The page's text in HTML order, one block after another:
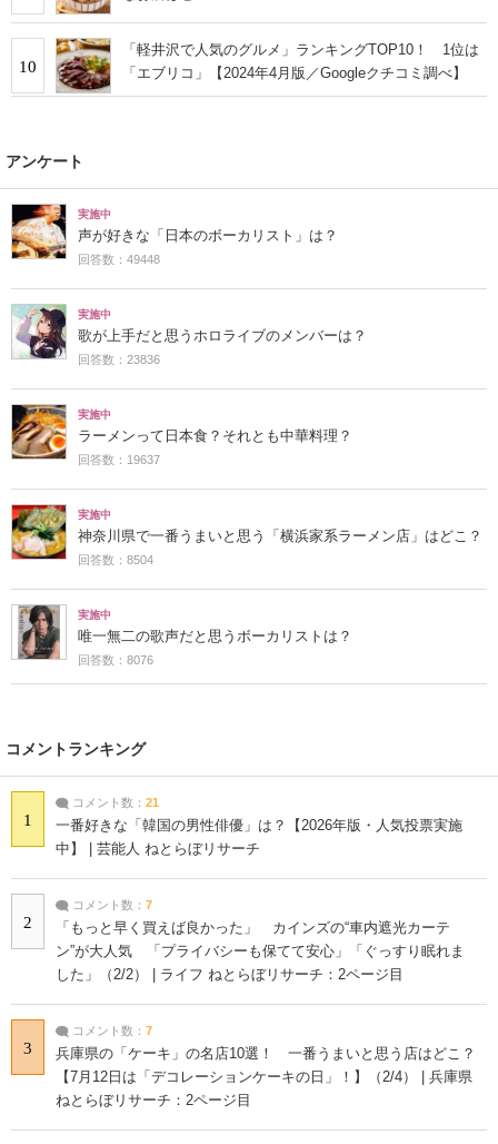
10
「軽井沢で人気のグルメ」ランキングTOP10！ 1位は
「エブリコ」【2024年4月版／Googleクチコミ調べ】
アンケート
実施中
声が好きな「日本のボーカリスト」は？
回答数：49448
実施中
歌が上手だと思うホロライブのメンバーは？
回答数：23836
実施中
ラーメンって日本食？それとも中華料理？
回答数：19637
実施中
神奈川県で一番うまいと思う「横浜家系ラーメン店」はどこ？
回答数：8504
実施中
唯一無二の歌声だと思うボーカリストは？
回答数：8076
コメントランキング
1
コメント数： 21
一番好きな「韓国の男性俳優」は？【2026年版・人気投票実施
中】 | 芸能人 ねとらぼリサーチ
2
コメント数： 7
「もっと早く買えば良かった」 カインズの“車内遮光カーテ
ン”が大人気 「プライバシーも保てて安心」「ぐっすり眠れま
した」（2/2） | ライフ ねとらぼリサーチ：2ページ目
3
コメント数： 7
兵庫県の「ケーキ」の名店10選！ 一番うまいと思う店はどこ？
【7月12日は「デコレーションケーキの日」！】（2/4） | 兵庫県
ねとらぼリサーチ：2ページ目